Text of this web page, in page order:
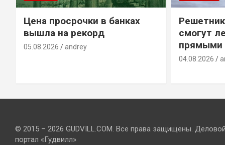
Цена просрочки в банках
вышла на рекорд
05.08.2026 andrey
смогут
прямыми
04.08.2026
© 2015 – 2026 GUDVILL.COM. Все права защищены.
портал «Гудвилл»